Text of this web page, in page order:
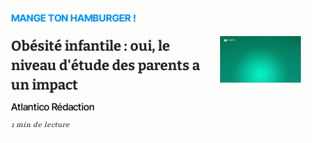
MANGE TON HAMBURGER !
Obésité infantile : oui, le
niveau d'étude des parents a
un impact
Atlantico Rédaction
1 min de lecture